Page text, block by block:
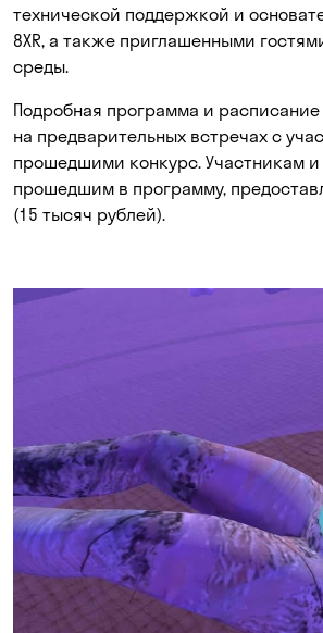
технической поддержкой и
8XR, а также приглашенными
среды.
Подробная программа и
на предварительных встречах с
прошедшими конкурс. Участникам и
прошедшим в программу,
(15 тысяч рублей).